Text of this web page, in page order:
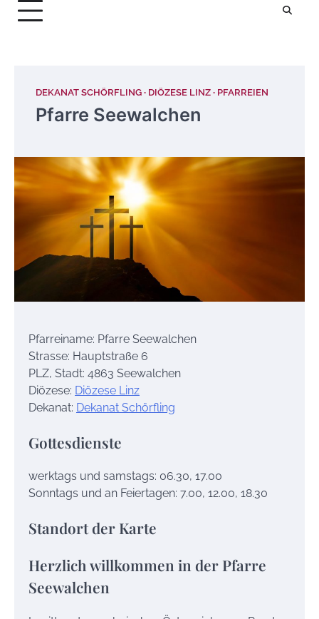
DEKANAT SCHÖRFLING DIÖZESE LINZ PFARREIEN
Pfarre Seewalchen
Pfarreiname: Pfarre Seewalchen
Strasse: Hauptstraße 6
PLZ, Stadt: 4863 Seewalchen
Diözese: Diözese Linz
Dekanat: Dekanat Schörfling
Gottesdienste
werktags und samstags: 06.30, 17.00
Sonntags und an Feiertagen: 7.00, 12.00, 18.30
Standort der Karte
Herzlich willkommen in der Pfarre
Seewalchen